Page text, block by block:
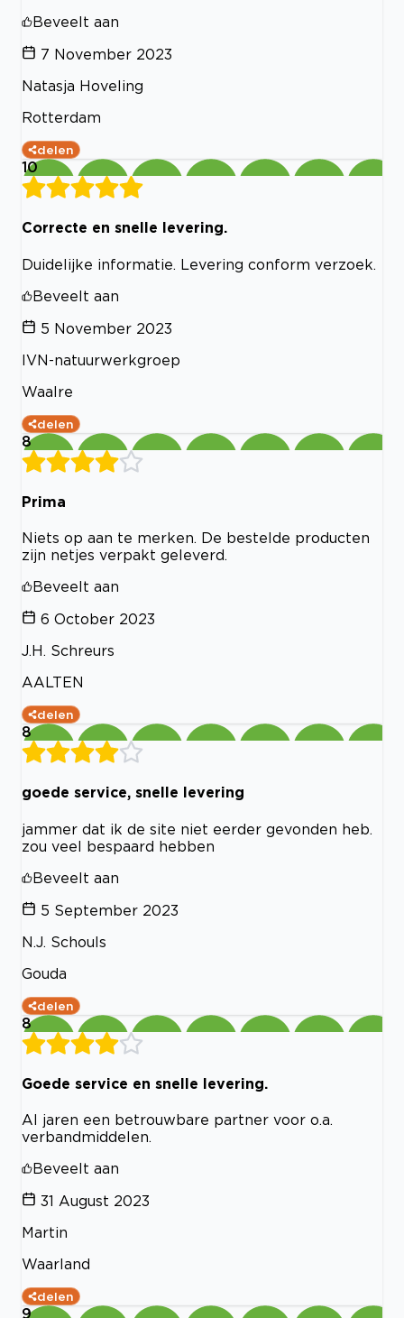
Beveelt aan
7 November 2023
Natasja Hoveling
Rotterdam
delen
10
Correcte en snelle levering.
Duidelijke informatie. Levering conform verzoek.
Beveelt aan
5 November 2023
IVN-natuurwerkgroep
Waalre
delen
8
Prima
Niets op aan te merken. De bestelde producten
zijn netjes verpakt geleverd.
Beveelt aan
6 October 2023
J.H. Schreurs
AALTEN
delen
8
goede service, snelle levering
jammer dat ik de site niet eerder gevonden heb.
zou veel bespaard hebben
Beveelt aan
5 September 2023
N.J. Schouls
Gouda
delen
8
Goede service en snelle levering.
Al jaren een betrouwbare partner voor o.a.
verbandmiddelen.
Beveelt aan
31 August 2023
Martin
Waarland
delen
9